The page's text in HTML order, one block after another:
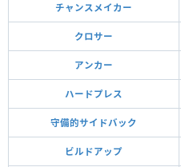
チャンスメイカー
クロサー
アンカー
ハードプレス
守備的サイドバック
ビルドアップ